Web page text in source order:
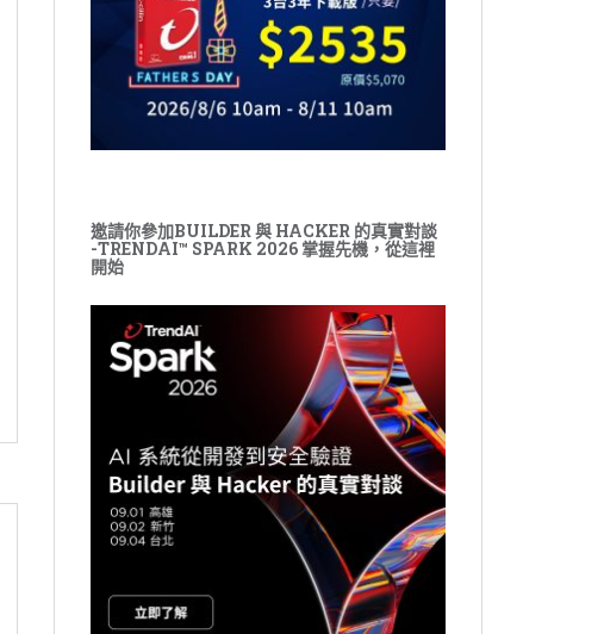
邀請你參加BUILDER 與 HACKER 的真實對談
-TRENDAI™ SPARK 2026 掌握先機，從這裡
開始